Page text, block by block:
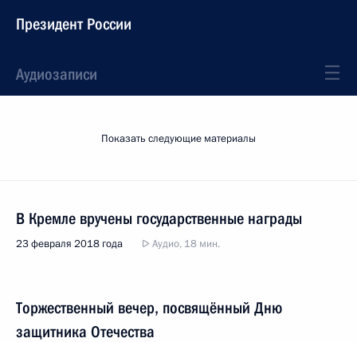
Президент России
Аудиозаписи
Показать следующие материалы
В Кремле вручены государственные награды
23 февраля 2018 года Аудио, 18 мин.
Торжественный вечер, посвящённый Дню
защитника Отечества